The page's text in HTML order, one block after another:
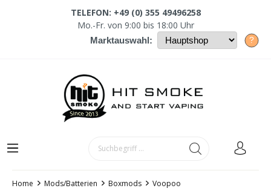
TELEFON: +49 (0) 355 49496258
Mo.-Fr. von 9:00 bis 18:00 Uhr
Marktauswahl: ?
Home Mods/Batterien Boxmods Voopoo